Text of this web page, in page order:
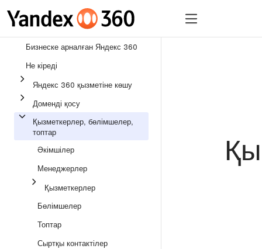
Бизнеске арналған
Бизнеске арналған Яндекс 360
Не кіреді
Яндекс 360 қызметіне көшу
Доменді қосу
Қызметкерлер, бөлімшелер,
топтар
Әкімшілер
Менеджерлер
Қызметкерлер
Бөлімшелер
Топтар
Сыртқы контактілер